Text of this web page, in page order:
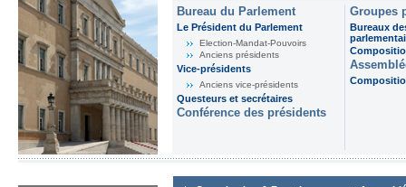
Bureau du Parlement
Le Président du Parlement
Election-Mandat-Pouvoirs
Anciens présidents
Vice-présidents
Anciens vice-présidents
Questeurs et secrétaires
Conférence des présidents
Groupes
Bureaux